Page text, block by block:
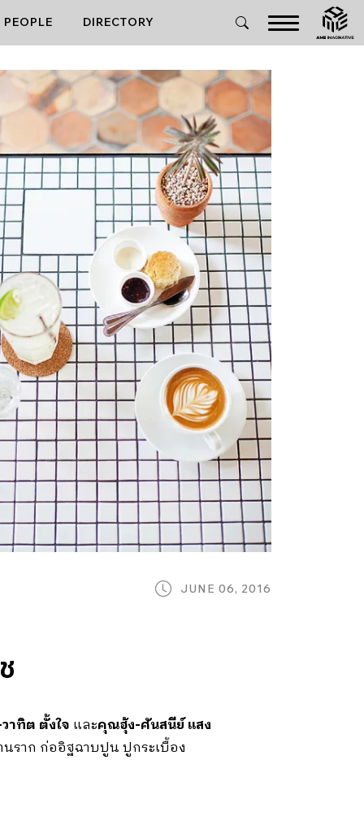
PEOPLE DIRECTORY
JUNE 06, 2016
าทิต ตั้งใจ และคุณฮุ้ง-ศันสนีย์ แสง
ราก ก่ออิฐฉาบปูน ปูกระเบื้อง